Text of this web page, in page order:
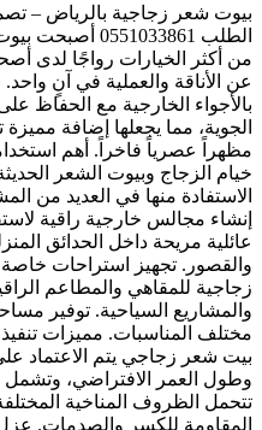
بيوت شعر زجاجية بالرياض –
الطلب
من أكثر الخيارات رواجًا لدى
عن الأناقة والعملية في آنٍ
بالأجواء الخارجية مع الحفاظ
الجوية، مما يجعلها إضافة
مظهراً عصرياً فاخراً. أهم
خيام الزجاج وبيوت الشعر
الاستفادة منها في العديد من
إنشاء مجالس خارجية راقية
عائلية مريحة داخل الحدائق
والقصور. تجهيز استراحات
زجاجية للمقاهي والمطاعم
والمشاريع السياحية. توفير
مختلف المناسبات. مميزات تنفيذ
بيت شعر زجاجي يتم الاعتماد
وطول العمر الافتراضي، وتشمل
تتحمل الظروف المناخية
المقاومة للكسر والصدمات.